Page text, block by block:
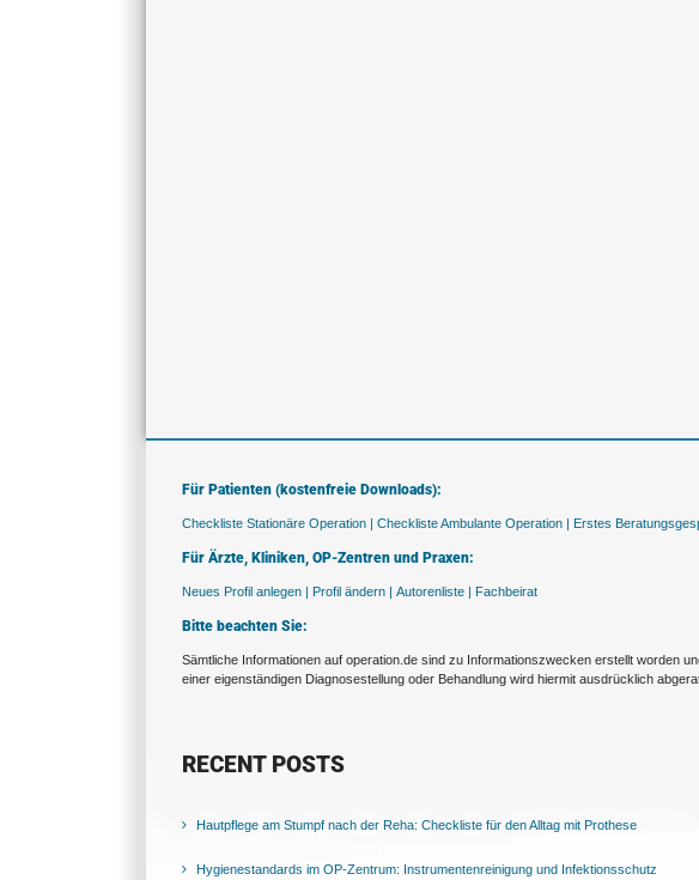
Für Patienten (kostenfreie Downloads):
Checkliste Stationäre Operation | Checkliste Ambulante Operation | Erstes
Für Ärzte, Kliniken, OP-Zentren und Praxen:
Neues Profil anlegen | Profil ändern | Autorenliste | Fachbeirat
Bitte beachten Sie:
Sämtliche Informationen auf operation.de sind zu Informationszwecken erstellt worden
einer eigenständigen Diagnosestellung oder Behandlung wird hiermit ausdrücklich
RECENT POSTS
Hautpflege am Stumpf nach der Reha: Checkliste für den Alltag mit Prothese
Hygienestandards im OP-Zentrum: Instrumentenreinigung und Infektionsschutz